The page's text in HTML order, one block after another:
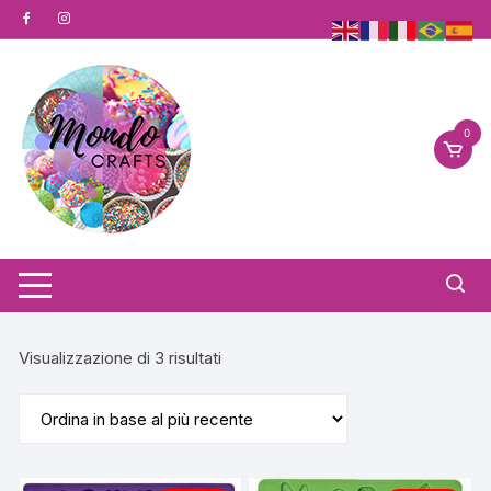
al
0
Visualizzazione di 3 risultati
base